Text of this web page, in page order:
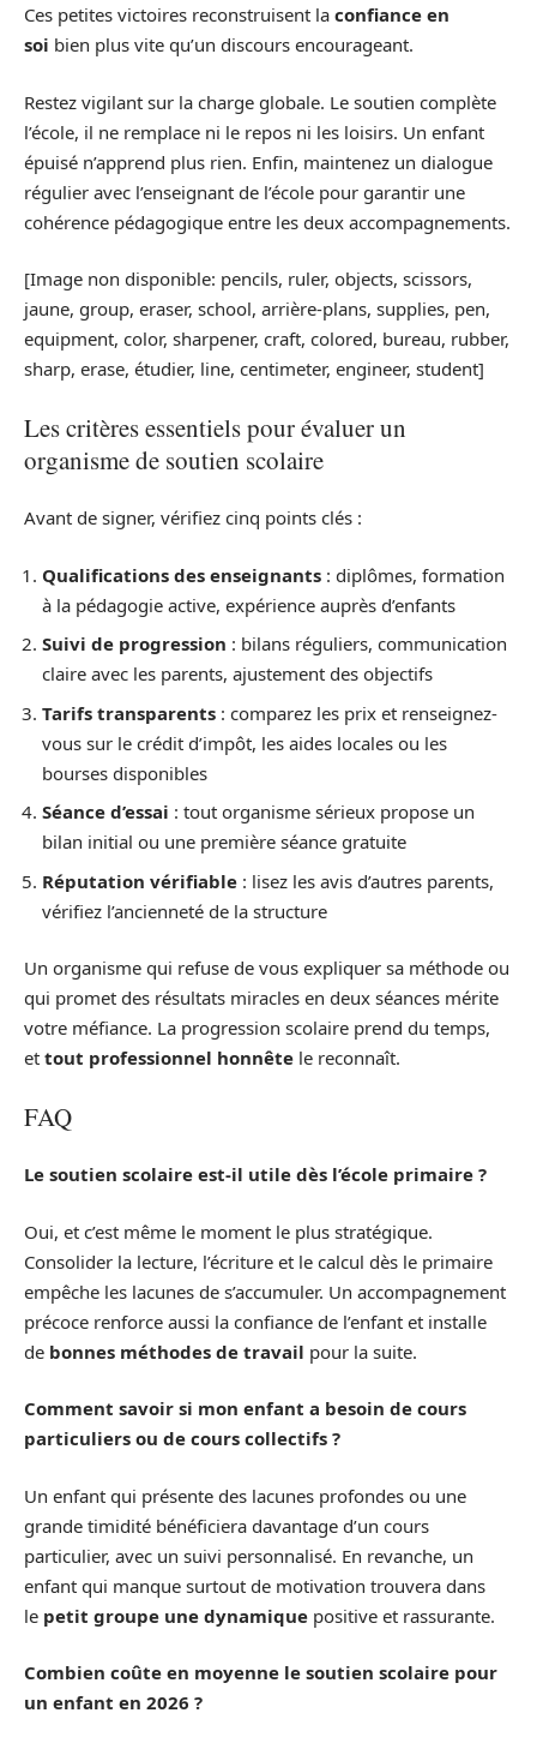
Ces petites victoires reconstruisent la confiance en
soi bien plus vite qu’un discours encourageant.
Restez vigilant sur la charge globale. Le soutien complète
l’école, il ne remplace ni le repos ni les loisirs. Un enfant
épuisé n’apprend plus rien. Enfin, maintenez un dialogue
régulier avec l’enseignant de l’école pour garantir une
cohérence pédagogique entre les deux accompagnements.
[Image non disponible: pencils, ruler, objects, scissors,
jaune, group, eraser, school, arrière-plans, supplies, pen,
equipment, color, sharpener, craft, colored, bureau, rubber,
sharp, erase, étudier, line, centimeter, engineer, student]
Les critères essentiels pour évaluer un
organisme de soutien scolaire
Avant de signer, vérifiez cinq points clés :
Qualifications des enseignants : diplômes, formation
à la pédagogie active, expérience auprès d’enfants
Suivi de progression : bilans réguliers, communication
claire avec les parents, ajustement des objectifs
Tarifs transparents : comparez les prix et renseignez-
vous sur le crédit d’impôt, les aides locales ou les
bourses disponibles
Séance d’essai : tout organisme sérieux propose un
bilan initial ou une première séance gratuite
Réputation vérifiable : lisez les avis d’autres parents,
vérifiez l’ancienneté de la structure
Un organisme qui refuse de vous expliquer sa méthode ou
qui promet des résultats miracles en deux séances mérite
votre méfiance. La progression scolaire prend du temps,
et tout professionnel honnête le reconnaît.
FAQ
Le soutien scolaire est-il utile dès l’école primaire ?
Oui, et c’est même le moment le plus stratégique.
Consolider la lecture, l’écriture et le calcul dès le primaire
empêche les lacunes de s’accumuler. Un accompagnement
précoce renforce aussi la confiance de l’enfant et installe
de bonnes méthodes de travail pour la suite.
Comment savoir si mon enfant a besoin de cours
particuliers ou de cours collectifs ?
Un enfant qui présente des lacunes profondes ou une
grande timidité bénéficiera davantage d’un cours
particulier, avec un suivi personnalisé. En revanche, un
enfant qui manque surtout de motivation trouvera dans
le petit groupe une dynamique positive et rassurante.
Combien coûte en moyenne le soutien scolaire pour
un enfant en 2026 ?